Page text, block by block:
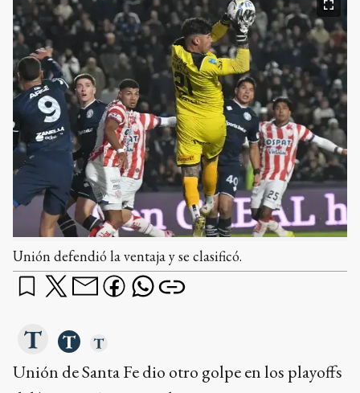
Unión defendió la ventaja y se clasificó.
Unión de Santa Fe dio otro golpe en los playoffs